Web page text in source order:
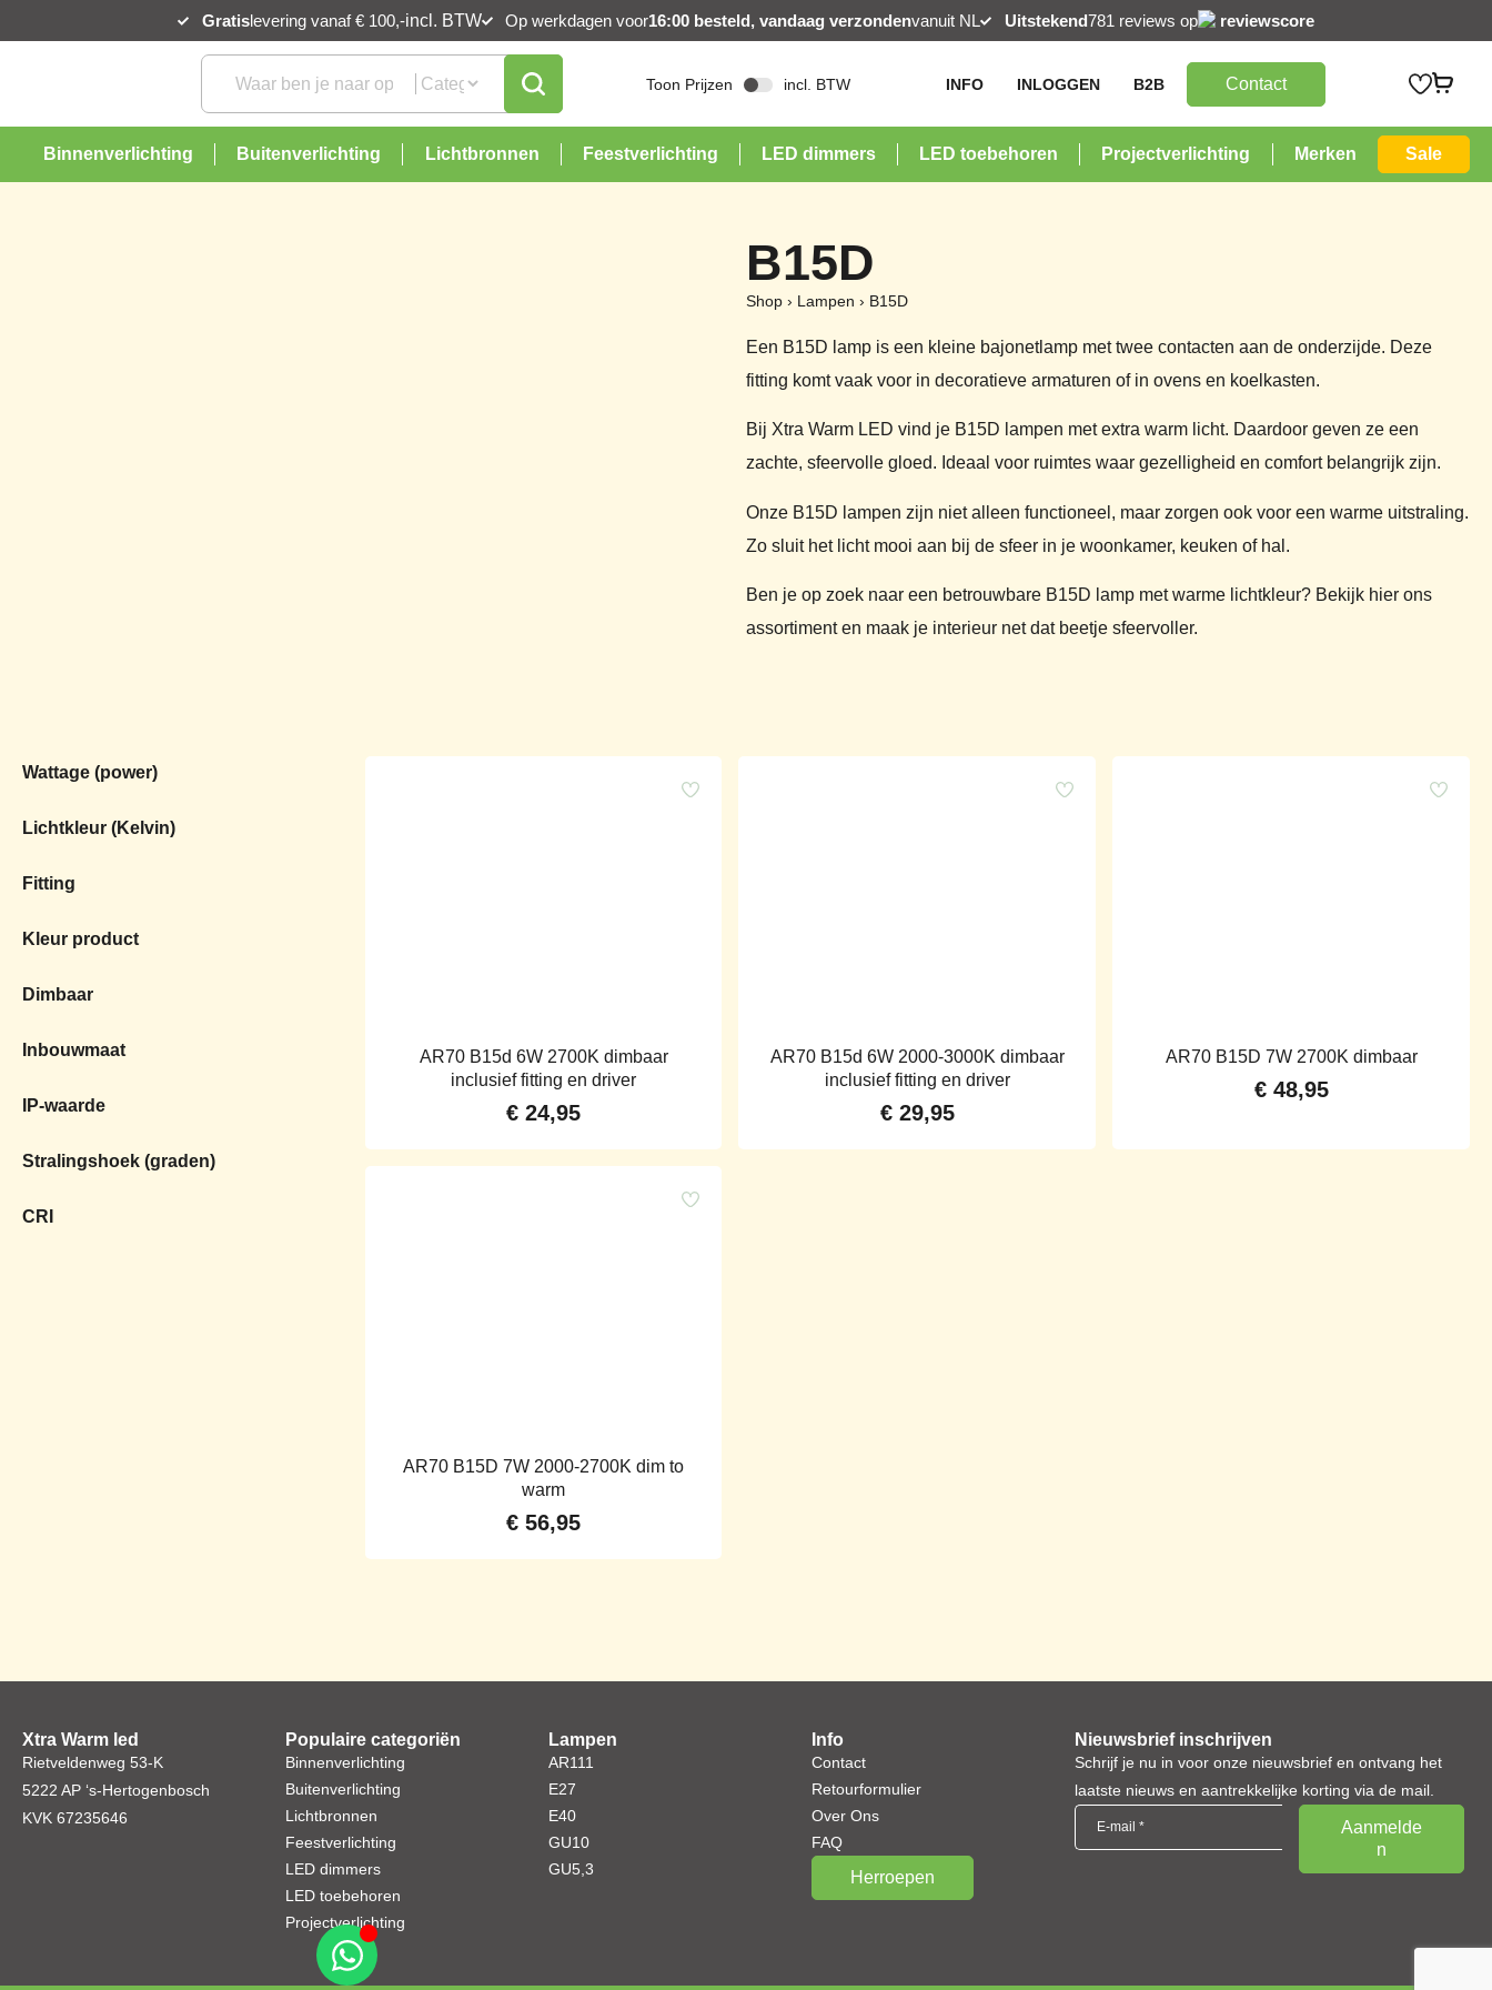
Gratislevering vanaf € 100,-incl. BTW Op werkdagen voor16:00 besteld, vandaag verzondenvanuit NL Uitstekend781 reviews op reviewscore
Toon Prijzen incl. BTW INFO INLOGGEN B2B Contact
Binnenverlichting Buitenverlichting Lichtbronnen Feestverlichting LED dimmers LED toebehoren Projectverlichting Merken Sale
B15D
Shop › Lampen › B15D
Een B15D lamp is een kleine bajonetlamp met twee contacten aan de onderzijde. Deze
fitting komt vaak voor in decoratieve armaturen of in ovens en koelkasten.
Bij Xtra Warm LED vind je B15D lampen met extra warm licht. Daardoor geven ze een
zachte, sfeervolle gloed. Ideaal voor ruimtes waar gezelligheid en comfort belangrijk zijn.
Onze B15D lampen zijn niet alleen functioneel, maar zorgen ook voor een warme uitstraling.
Zo sluit het licht mooi aan bij de sfeer in je woonkamer, keuken of hal.
Ben je op zoek naar een betrouwbare B15D lamp met warme lichtkleur? Bekijk hier ons
assortiment en maak je interieur net dat beetje sfeervoller.
Wattage (power)
Lichtkleur (Kelvin)
Fitting
Kleur product
Dimbaar
Inbouwmaat
IP-waarde
Stralingshoek (graden)
CRI
AR70 B15d 6W 2700K dimbaar
inclusief fitting en driver
€ 24,95
AR70 B15d 6W 2000-3000K dimbaar
inclusief fitting en driver
€29,95
AR70 B15D 7W 2700K dimbaar
€48,95
AR70 B15D 7W 2000-2700K dim to
warm
€ 56,95
Xtra Warm led
Rietveldenweg 53-K
5222 AP ‘s-Hertogenbosch
KVK 67235646
Populaire categoriën
Binnenverlichting
Buitenverlichting
Lichtbronnen
Feestverlichting
LED dimmers
LED toebehoren
Projectverlichting
Lampen
AR111
E27
E40
GU10
GU5,3
Info
Contact
Retourformulier
Over Ons
FAQ
Herroepen
Nieuwsbrief inschrijven
Schrijf je nu in voor onze nieuwsbrief en ontvang het
laatste nieuws en aantrekkelijke korting via de mail.